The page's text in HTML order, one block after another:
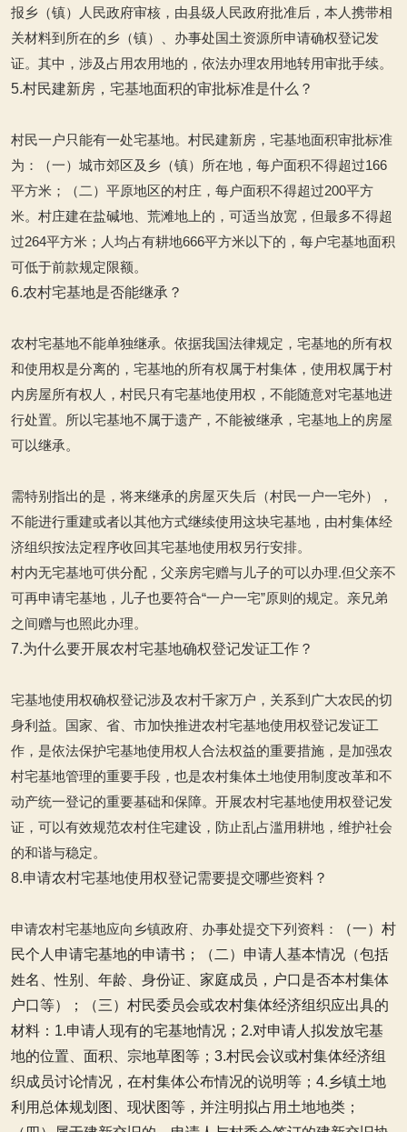
报乡（镇）人民政府审核，由县级人民政府批准后，本人携带相
关材料到所在的乡（镇）、办事处国土资源所申请确权登记发
证。其中，涉及占用农用地的，依法办理农用地转用审批手续。
5.村民建新房，宅基地面积的审批标准是什么？
村民一户只能有一处宅基地。村民建新房，宅基地面积审批标准
为：
（一）城市郊区及乡（镇）所在地，每户面积不得超过166
平方米；
（二）平原地区的村庄，每户面积不得超过200平方
米。村庄建在盐碱地、荒滩地上的，可适当放宽，但最多不得超
过264平方米；人均占有耕地666平方米以下的，每户宅基地面积
可低于前款规定限额。
6.农村宅基地是否能继承？
农村宅基地不能单独继承。依据我国法律规定，宅基地的所有权
和使用权是分离的，宅基地的所有权属于村集体，使用权属于村
内房屋所有权人，村民只有宅基地使用权，不能随意对宅基地进
行处置。所以宅基地不属于遗产，不能被继承，宅基地上的房屋
可以继承。
需特别指出的是，将来继承的房屋灭失后（村民一户一宅外），
不能进行重建或者以其他方式继续使用这块宅基地，由村集体经
济组织按法定程序收回其宅基地使用权另行安排。
村内无宅基地可供分配，父亲房宅赠与儿子的可以办理.但父亲不
可再申请宅基地，儿子也要符合“一户一宅”原则的规定。亲兄弟
之间赠与也照此办理。
7.为什么要开展农村宅基地确权登记发证工作？
宅基地使用权确权登记涉及农村千家万户，关系到广大农民的切
身利益。国家、省、市加快推进农村宅基地使用权登记发证工
作，是依法保护宅基地使用权人合法权益的重要措施，是加强农
村宅基地管理的重要手段，也是农村集体土地使用制度改革和不
动产统一登记的重要基础和保障。开展农村宅基地使用权登记发
证，可以有效规范农村住宅建设，防止乱占滥用耕地，维护社会
的和谐与稳定。
8.申请农村宅基地使用权登记需要提交哪些资料？
申请农村宅基地应向乡镇政府、办事处提交下列资料：
（一）村
民个人申请宅基地的申请书；
（二）申请人基本情况（包括
姓名、性别、年龄、身份证、家庭成员，户口是否本村集体
户口等）；
（三）村民委员会或农村集体经济组织应出具的
材料： 1.申请人现有的宅基地情况； 2.对申请人拟发放宅基
地的位置、面积、宗地草图等； 3.村民会议或村集体经济组
织成员讨论情况，在村集体公布情况的说明等； 4.乡镇土地
利用总体规划图、现状图等，并注明拟占用土地地类；